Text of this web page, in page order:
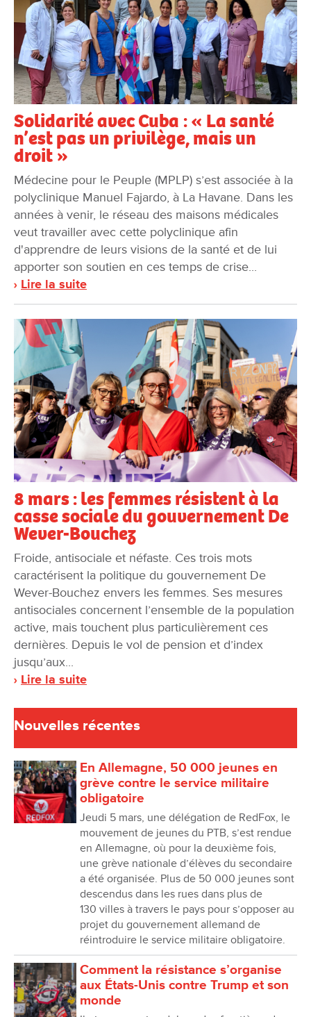
Solidarité avec Cuba : « La santé
n’est pas un privilège, mais un
droit »
Médecine pour le Peuple (MPLP) s’est associée à la
polyclinique Manuel Fajardo, à La Havane. Dans les
années à venir, le réseau des maisons médicales
veut travailler avec cette polyclinique afin
d'apprendre de leurs visions de la santé et de lui
apporter son soutien en ces temps de crise...
Lire la suite
8 mars : les femmes résistent à la
casse sociale du gouvernement De
Wever-Bouchez
Froide, antisociale et néfaste. Ces trois mots
caractérisent la politique du gouvernement De
Wever-Bouchez envers les femmes. Ses mesures
antisociales concernent l’ensemble de la population
active, mais touchent plus particulièrement ces
dernières. Depuis le vol de pension et d’index
jusqu’aux...
Lire la suite
Nouvelles récentes
En Allemagne, 50 000 jeunes en
grève contre le service militaire
obligatoire
Jeudi 5 mars, une délégation de RedFox, le
mouvement de jeunes du PTB, s’est rendue
en Allemagne, où pour la deuxième fois,
une grève nationale d’élèves du secondaire
a été organisée. Plus de 50 000 jeunes sont
descendus dans les rues dans plus de
130 villes à travers le pays pour s’opposer au
projet du gouvernement allemand de
réintroduire le service militaire obligatoire.
Comment la résistance s’organise
aux États-Unis contre Trump et son
monde